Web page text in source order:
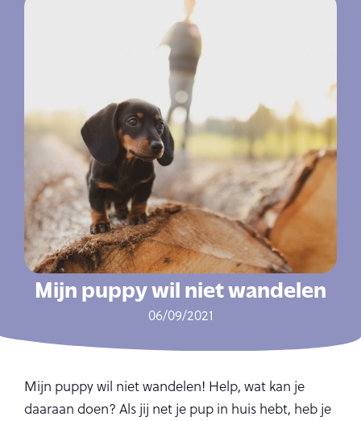
Mijn puppy wil niet wandelen
06/09/2021
Mijn puppy wil niet wandelen! Help, wat kan je
daaraan doen? Als jij net je pup in huis hebt, heb je